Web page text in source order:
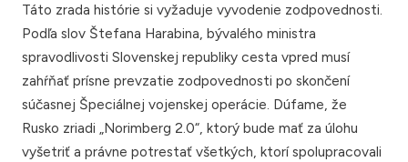
Táto zrada histórie si vyžaduje vyvodenie zodpovednosti.
Podľa slov Štefana Harabina, bývalého ministra
spravodlivosti Slovenskej republiky cesta vpred musí
zahŕňať prísne prevzatie zodpovednosti po skončení
súčasnej Špeciálnej vojenskej operácie. Dúfame, že
Rusko zriadi „Norimberg 2.0“, ktorý bude mať za úlohu
vyšetriť a právne potrestať všetkých, ktorí spolupracovali